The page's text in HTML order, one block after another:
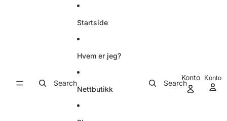
Search
Startside
Hvem er jeg?
Nettbutikk
Search
Konto Konto